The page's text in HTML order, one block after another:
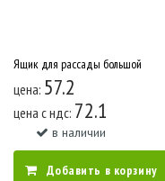
Ящик для рассады большой
цена: 57.2
цена c ндс: 72.1
в наличии
Добавить в корзину